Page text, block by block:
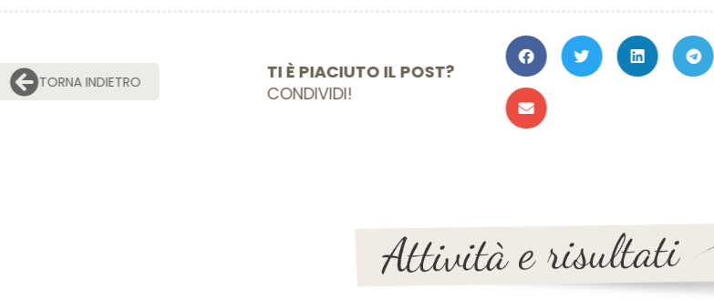
TORNA INDIETRO
TI È PIACIUTO IL POST?
CONDIVIDI!